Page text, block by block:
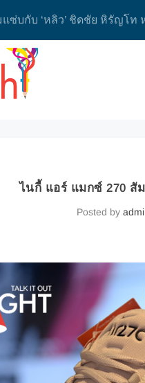
ซ่บกับ ‘หลิว’ ชิดชัย หิรัญโท
ไนกี้ แอร์ แมกซ์ 270 สั
Posted by